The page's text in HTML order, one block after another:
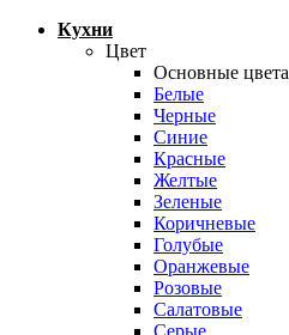
Кухни
Цвет
Основные цвета
Белые
Черные
Синие
Красные
Желтые
Зеленые
Коричневые
Голубые
Оранжевые
Розовые
Салатовые
Серые